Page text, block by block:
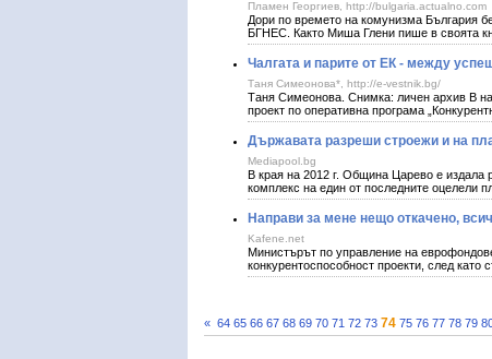
Пламен Георгиев, http://bulgaria.actualno.com
Дори по времето на комунизма България
БГНЕС. Както Миша Глени пише в своята
Чалгата и парите от ЕК - между
Таня Симеонова*, http://e-vestnik.bg/
Таня Симеонова. Снимка: личен архив В
проект по оперативна програма
Държавата разреши строежи и на
Mediapool.bg
В края на 2012 г. Община Царево е издала
комплекс на един от последните оцелели
Направи за мене нещо откачено,
Kafene.net
Министърът по управление на
конкурентоспособност проекти, след
« 64 65 66 67 68 69 70 71 72 73 74 75 76 77 78 79